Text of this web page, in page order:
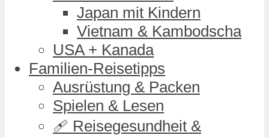
Japan mit Kindern
Vietnam & Kambodscha
USA + Kanada
Familien-Reisetipps
Ausrüstung & Packen
Spielen & Lesen
🩹 Reisegesundheit &